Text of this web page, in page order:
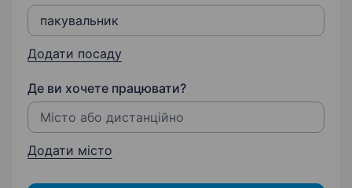
Додати посаду
Де ви хочете працювати?
Додати місто